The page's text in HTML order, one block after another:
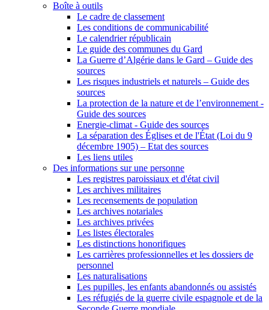
Boîte à outils
Le cadre de classement
Les conditions de communicabilité
Le calendrier républicain
Le guide des communes du Gard
La Guerre d’Algérie dans le Gard – Guide des
sources
Les risques industriels et naturels – Guide des
sources
La protection de la nature et de l’environnement -
Guide des sources
Energie-climat - Guide des sources
La séparation des Églises et de l'État (Loi du 9
décembre 1905) – Etat des sources
Les liens utiles
Des informations sur une personne
Les registres paroissiaux et d'état civil
Les archives militaires
Les recensements de population
Les archives notariales
Les archives privées
Les listes électorales
Les distinctions honorifiques
Les carrières professionnelles et les dossiers de
personnel
Les naturalisations
Les pupilles, les enfants abandonnés ou assistés
Les réfugiés de la guerre civile espagnole et de la